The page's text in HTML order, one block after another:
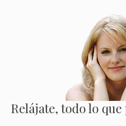
Relájate, todo lo que